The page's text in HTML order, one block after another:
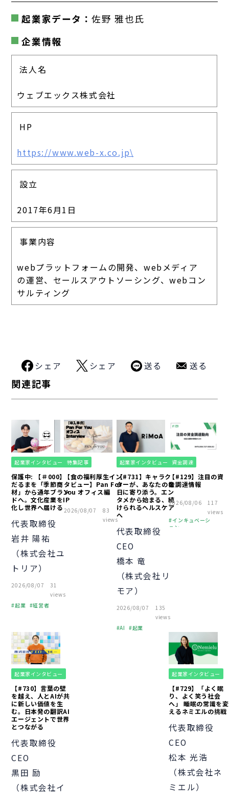
起業家データ：佐野 雅也氏
企業情報
法人名
ウェブエックス株式会社
HP
https://www.web-x.co.jp\
設立
2017年6月1日
事業内容
webプラットフォームの開発、webメディア
の運営、セールスアウトソーシング、webコン
サルティング
シェア シェア 送る 送る
関連記事
起業家インタビュー
保護中: 【＃000】
だるまを「季節商
材」から通年ブラン
ドへ。文化産業をIP
化し世界へ届ける
代表取締役
岩井 陽祐
（株式会社ユ
トリア）
2026/08/07
31
views
起業
経営者
特集記事
【食の福利厚生イン
タビュー】Pan For
You オフィス編
2026/08/07
83
views
起業家インタビュー
【#731】キャラク
ターが、あなたの毎
日に寄り添う。エン
タメから始まる、続
けられるヘルスケア
へ
代表取締役
CEO
橋本 竜
（株式会社リ
モア）
2026/08/07
135
views
AI
起業
資金調達
【#129】注目の資
金調達情報
2026/08/06
117
views
インキュベーシ
ョン
起業家インタビュー
【#730】言葉の壁
を越え、人とAIが共
に新しい価値を生
む。日本発の翻訳AI
エージェントで世界
とつながる
代表取締役
CEO
黒田 励
（株式会社イ
起業家インタビュー
【#729】「よく眠
り、よく笑う社会
へ」 睡眠の常識を変
えるネミエルの挑戦
代表取締役
CEO
松本 光浩
（株式会社ネ
ミエル）